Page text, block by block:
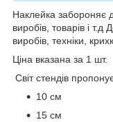
Наклейка забороняє
виробів, товарів і
виробів, техніки,
Ціна вказана за 1 шт.
Світ стендів
10 см
15 см